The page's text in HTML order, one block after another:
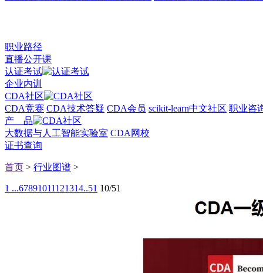
职业路径
直播公开课
认证考试
企业内训
CDA社区
CDA竞赛 CDA技术答疑 CDA会员 scikit-learn中文社区 职业咨
产 品
大数据与人工智能实验室 CDA网校
证书查询
首页 > 行业图谱 >
1 ...67891011121314..51 10/51